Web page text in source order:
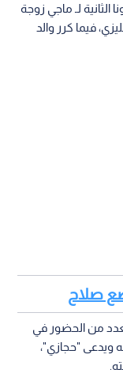
لـ ماجي زوجة
فيما كرر والد
صلاح
من الحضور في
ويدعى "حجازي"،